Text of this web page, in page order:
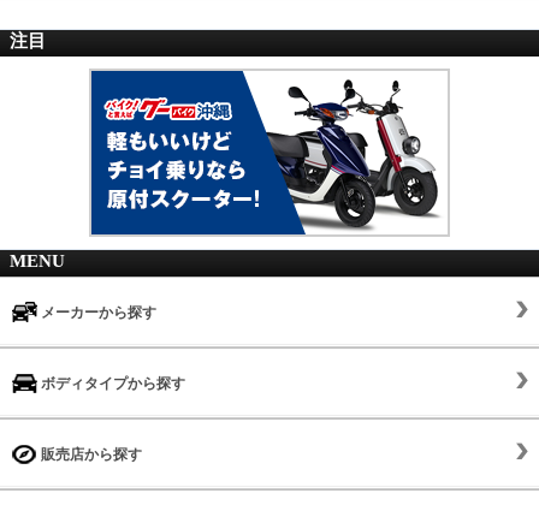
注目
MENU
メーカーから探す
ボディタイプから探す
販売店から探す